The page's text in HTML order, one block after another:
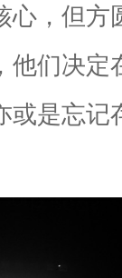
心，但方
他们决定
或是忘记